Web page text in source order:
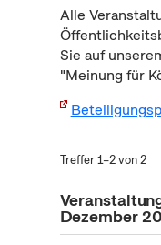
Alle
Sie auf
"Meinung für
Treffer 1–2 von 2
Dezember